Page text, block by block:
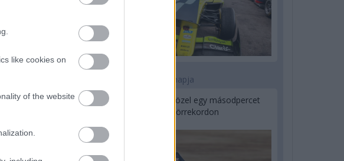
like cookies on
of the website
áll
1 napja
MotoGP: Bezzecchi közel egy másodpercet
javított a körrekordon